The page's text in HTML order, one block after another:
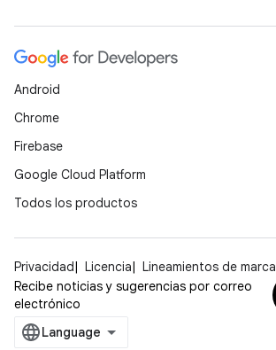
Android
Chrome
Firebase
Google Cloud Platform
Todos los productos
Privacidad Licencia Lineamientos de marca
Recibe noticias y sugerencias por correo
electrónico